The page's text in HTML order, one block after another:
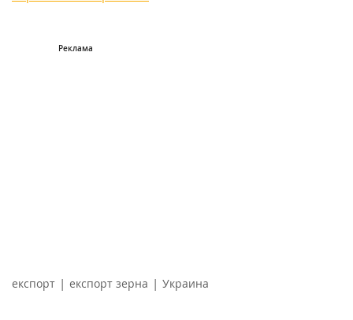
експорт | експорт зерна | Украина